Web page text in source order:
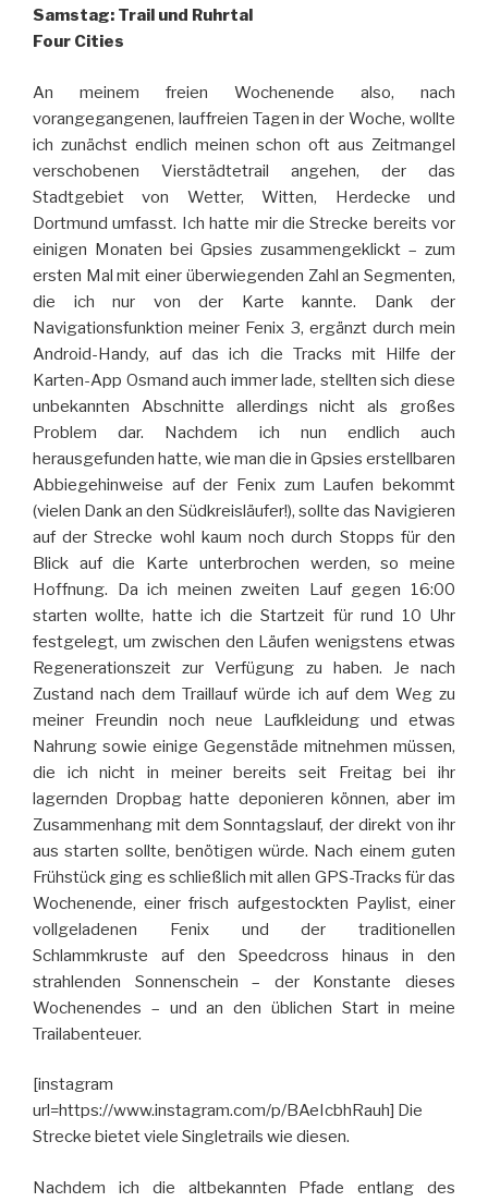
Samstag: Trail und Ruhrtal
Four Cities
An meinem freien Wochenende also, nach
vorangegangenen, lauffreien Tagen in der Woche, wollte
ich zunächst endlich meinen schon oft aus Zeitmangel
verschobenen Vierstädtetrail angehen, der das
Stadtgebiet von Wetter, Witten, Herdecke und
Dortmund umfasst. Ich hatte mir die Strecke bereits vor
einigen Monaten bei Gpsies zusammengeklickt – zum
ersten Mal mit einer überwiegenden Zahl an Segmenten,
die ich nur von der Karte kannte. Dank der
Navigationsfunktion meiner Fenix 3, ergänzt durch mein
Android-Handy, auf das ich die Tracks mit Hilfe der
Karten-App Osmand auch immer lade, stellten sich diese
unbekannten Abschnitte allerdings nicht als großes
Problem dar. Nachdem ich nun endlich auch
herausgefunden hatte, wie man die in Gpsies erstellbaren
Abbiegehinweise auf der Fenix zum Laufen bekommt
(vielen Dank an den Südkreisläufer!), sollte das Navigieren
auf der Strecke wohl kaum noch durch Stopps für den
Blick auf die Karte unterbrochen werden, so meine
Hoffnung. Da ich meinen zweiten Lauf gegen 16:00
starten wollte, hatte ich die Startzeit für rund 10 Uhr
festgelegt, um zwischen den Läufen wenigstens etwas
Regenerationszeit zur Verfügung zu haben. Je nach
Zustand nach dem Traillauf würde ich auf dem Weg zu
meiner Freundin noch neue Laufkleidung und etwas
Nahrung sowie einige Gegenstäde mitnehmen müssen,
die ich nicht in meiner bereits seit Freitag bei ihr
lagernden Dropbag hatte deponieren können, aber im
Zusammenhang mit dem Sonntagslauf, der direkt von ihr
aus starten sollte, benötigen würde. Nach einem guten
Frühstück ging es schließlich mit allen GPS-Tracks für das
Wochenende, einer frisch aufgestockten Paylist, einer
vollgeladenen Fenix und der traditionellen
Schlammkruste auf den Speedcross hinaus in den
strahlenden Sonnenschein – der Konstante dieses
Wochenendes – und an den üblichen Start in meine
Trailabenteuer.
[instagram
url=https://www.instagram.com/p/BAeIcbhRauh] Die
Strecke bietet viele Singletrails wie diesen.
Nachdem ich die altbekannten Pfade entlang des